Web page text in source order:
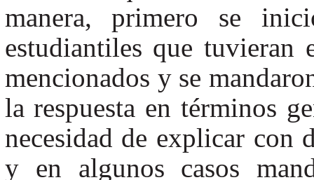
manera, primero se
estudiantiles que tuvieran
mencionados y se
la respuesta en términos
necesidad de explicar con
y en algunos casos